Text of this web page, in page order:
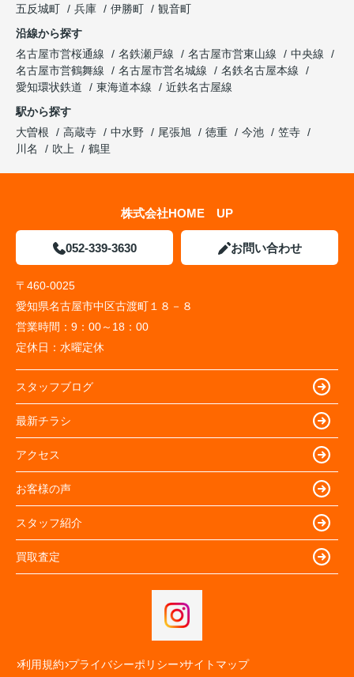
五反城町
兵庫 伊勝町
観音町
沿線から探す
名古屋市営桜通線
名鉄瀬戸線 名古屋市営東山線
中央線
名古屋市営鶴舞線
名古屋市営名城線
名鉄名古屋本線
愛知環状鉄道
東海道本線
近鉄名古屋線
駅から探す
大曽根
高蔵寺 中水野 尾張旭 徳重 今池
笠寺
川名
吹上 鶴里
株式会社HOME UP
052-339-3630 お問い合わせ
〒460-0025
愛知県名古屋市中区古渡町１８－８
営業時間： 9：00～18：00
定休日： 水曜定休
スタッフブログ
最新チラシ
アクセス
お客様の声
スタッフ紹介
買取査定
利用規約 プライバシーポリシー サイトマップ